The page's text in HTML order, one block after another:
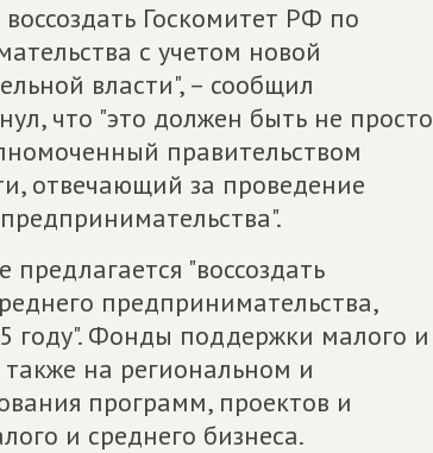
Госкомитет РФ по
с учетом новой
власти", – сообщил
что "это должен быть не просто
правительством
отвечающий за проведение
"воссоздать
предпринимательства,
году". Фонды поддержки малого и
на региональном и
программ, проектов и
и среднего бизнеса.